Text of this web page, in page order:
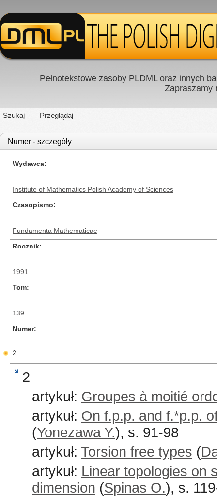
Pełnotekstowe zasoby PLDML oraz innych
Zapraszamy
Szukaj Przeglądaj
Numer - szczegóły
Wydawca
Institute of Mathematics Polish Academy of Sciences
Czasopismo
Fundamenta Mathematicae
Rocznik
1991
Tom
139
Numer
2
2
artykuł: Groupes à moitié
artykuł: On f.p.p. and f.*p.p.
(Yonezawa Y.), s. 91-98
artykuł: Torsion free types (
artykuł: Linear topologies on
dimension (Spinas O.), s.